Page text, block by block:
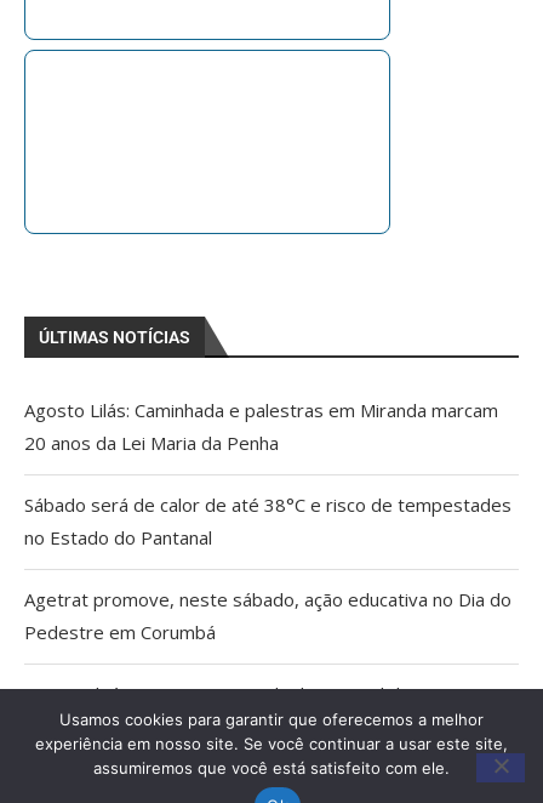
ÚLTIMAS NOTÍCIAS
Agosto Lilás: Caminhada e palestras em Miranda marcam
20 anos da Lei Maria da Penha
Sábado será de calor de até 38°C e risco de tempestades
no Estado do Pantanal
Agetrat promove, neste sábado, ação educativa no Dia do
Pedestre em Corumbá
AGU pedirá na Justiça a retirada do Discord do ar
Pais estão menos presentes na criação de filhos, aponta
Usamos cookies para garantir que oferecemos a melhor
experiência em nosso site. Se você continuar a usar este site,
assumiremos que você está satisfeito com ele.